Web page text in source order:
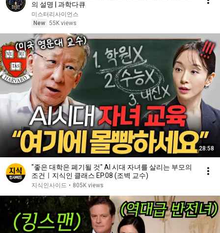
의 설명 | 과학다큐
미스터리사이언스
New 55K views
28:58
"좋은 대학은 폐기될 것" AI 시대 자녀를 살리는 부모의
조건ㅣ지식인 클래스 EP.08 (조벽 교수)
지식인사이드 • 805K views